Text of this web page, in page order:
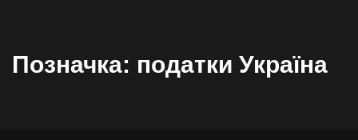
Позначка: податки Україна